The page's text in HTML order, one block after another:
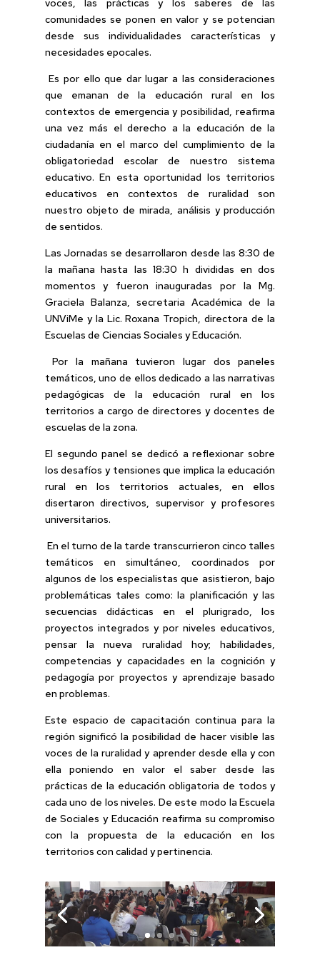
voces, las prácticas y los saberes de las
comunidades se ponen en valor y se potencian
desde sus individualidades características y
necesidades epocales.
Es por ello que dar lugar a las consideraciones
que emanan de la educación rural en los
contextos de emergencia y posibilidad, reafirma
una vez más el derecho a la educación de la
ciudadanía en el marco del cumplimiento de la
obligatoriedad escolar de nuestro sistema
educativo. En esta oportunidad los territorios
educativos en contextos de ruralidad son
nuestro objeto de mirada, análisis y producción
de sentidos.
Las Jornadas se desarrollaron desde las 8:30 de
la mañana hasta las 18:30 h divididas en dos
momentos y fueron inauguradas por la Mg.
Graciela Balanza, secretaria Académica de la
UNViMe y la Lic. Roxana Tropich, directora de la
Escuelas de Ciencias Sociales y Educación.
Por la mañana tuvieron lugar dos paneles
temáticos, uno de ellos dedicado a las narrativas
pedagógicas de la educación rural en los
territorios a cargo de directores y docentes de
escuelas de la zona.
El segundo panel se dedicó a reflexionar sobre
los desafíos y tensiones que implica la educación
rural en los territorios actuales, en ellos
disertaron directivos, supervisor y profesores
universitarios.
En el turno de la tarde transcurrieron cinco talles
temáticos en simultáneo, coordinados por
algunos de los especialistas que asistieron, bajo
problemáticas tales como: la planificación y las
secuencias didácticas en el plurigrado, los
proyectos integrados y por niveles educativos,
pensar la nueva ruralidad hoy; habilidades,
competencias y capacidades en la cognición y
pedagogía por proyectos y aprendizaje basado
en problemas.
Este espacio de capacitación continua para la
región significó la posibilidad de hacer visible las
voces de la ruralidad y aprender desde ella y con
ella poniendo en valor el saber desde las
prácticas de la educación obligatoria de todos y
cada uno de los niveles. De este modo la Escuela
de Sociales y Educación reafirma su compromiso
con la propuesta de la educación en los
territorios con calidad y pertinencia.